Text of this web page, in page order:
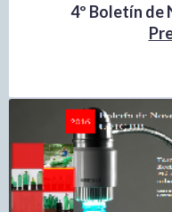
4º Boletín de